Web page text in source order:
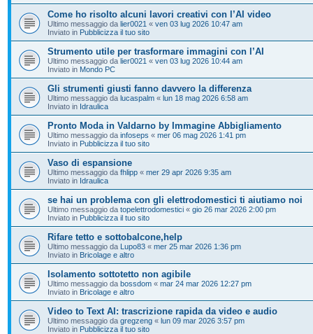
Come ho risolto alcuni lavori creativi con l’AI video
Ultimo messaggio da lier0021 « ven 03 lug 2026 10:47 am
Inviato in Pubblicizza il tuo sito
Strumento utile per trasformare immagini con l’AI
Ultimo messaggio da lier0021 « ven 03 lug 2026 10:44 am
Inviato in Mondo PC
Gli strumenti giusti fanno davvero la differenza
Ultimo messaggio da lucaspalm « lun 18 mag 2026 6:58 am
Inviato in Idraulica
Pronto Moda in Valdarno by Immagine Abbigliamento
Ultimo messaggio da infoseps « mer 06 mag 2026 1:41 pm
Inviato in Pubblicizza il tuo sito
Vaso di espansione
Ultimo messaggio da fhlipp « mer 29 apr 2026 9:35 am
Inviato in Idraulica
se hai un problema con gli elettrodomestici ti aiutiamo noi
Ultimo messaggio da topelettrodomestici « gio 26 mar 2026 2:00 pm
Inviato in Pubblicizza il tuo sito
Rifare tetto e sottobalcone,help
Ultimo messaggio da Lupo83 « mer 25 mar 2026 1:36 pm
Inviato in Bricolage e altro
Isolamento sottotetto non agibile
Ultimo messaggio da bossdom « mar 24 mar 2026 12:27 pm
Inviato in Bricolage e altro
Video to Text AI: trascrizione rapida da video e audio
Ultimo messaggio da gregzeng « lun 09 mar 2026 3:57 pm
Inviato in Pubblicizza il tuo sito